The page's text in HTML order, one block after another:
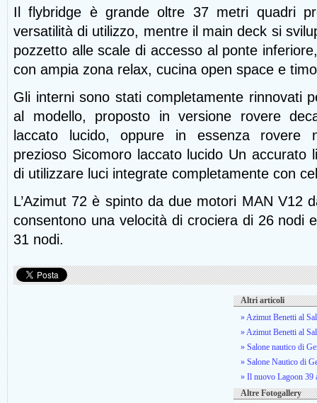
Il flybridge è grande oltre 37 metri quadri
versatilità di utilizzo, mentre il main deck si
pozzetto alle scale di accesso al ponte
con ampia zona relax, cucina open space e
Gli interni sono stati completamente rinnovati
al modello, proposto in versione rovere
laccato lucido, oppure in essenza rovere
prezioso Sicomoro laccato lucido Un accurato
di utilizzare luci integrate completamente con
L’Azimut 72 è spinto da due motori MAN V12
consentono una velocità di crociera di 26 nodi
31 nodi.
Altri articoli
» Azimut Benetti al
» Azimut Benetti al
» Salone nautico di
» Salone Nautico di
» Il nuovo Lagoon 39
Altre Fotogallery